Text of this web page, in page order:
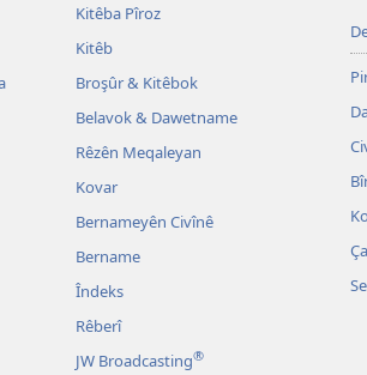
Kitêba Pîroz
Kitêb
Broşûr & Kitêbok
Belavok & Dawetname
Rêzên Meqaleyan
Kovar
Bernameyên Civînê
Bername
Îndeks
Rêberî
JW Broadcasting®